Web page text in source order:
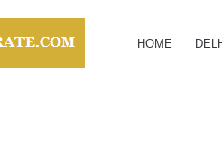
HOME